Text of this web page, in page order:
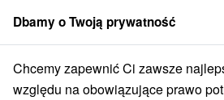
członek grupySorger
Specjalne oferty na Słowacji
Dbamy o Twoją prywatność
Chcemy zapewnić Ci zawsze
względu na obowiązujące prawo